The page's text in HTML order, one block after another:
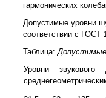
гармонических
Допустимые уровни
соответствии с ГОСТ
Таблица:
Уровни